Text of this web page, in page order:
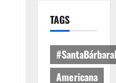
TAGS
Americana